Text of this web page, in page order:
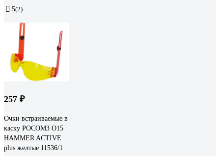
5(2)
257 ₽
Очки встраиваемые в
каску РОСОМЗ О15
HAMMER ACTIVE
plus желтые 11536/1